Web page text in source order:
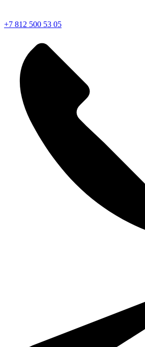
+7 812 500 53 05